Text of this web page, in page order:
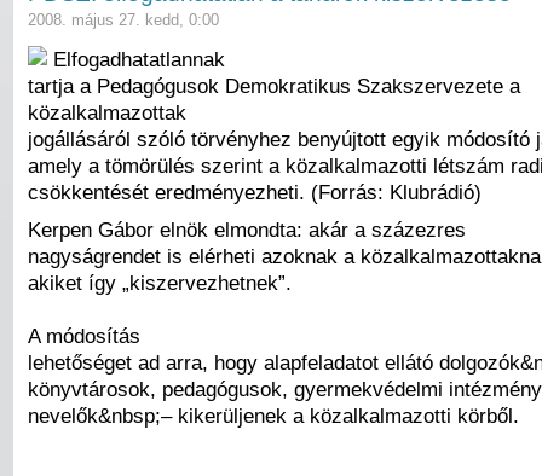
2008. május 27. kedd, 0:00
Elfogadhatatlannak
tartja a Pedagógusok Demokratikus Szakszervezete a
közalkalmazottak
jogállásáról szóló törvényhez benyújtott egyik módosító
amely a tömörülés szerint a közalkalmazotti létszám
csökkentését eredményezheti. (Forrás: Klubrádió)
Kerpen Gábor elnök elmondta: akár a százezres
nagyságrendet is elérheti azoknak a
akiket így „kiszervezhetnek”.
A módosítás
lehetőséget ad arra, hogy alapfeladatot ellátó
könyvtárosok, pedagógusok, gyermekvédelmi
nevelők&nbsp;– kikerüljenek a közalkalmazotti körből.